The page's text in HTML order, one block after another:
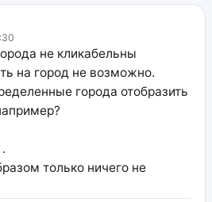
не кликабельны
на город не возможно.
города отобразить
только ничего не